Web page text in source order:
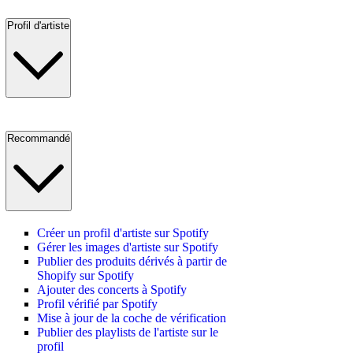
Profil d'artiste
Recommandé
Créer un profil d'artiste sur Spotify
Gérer les images d'artiste sur Spotify
Publier des produits dérivés à partir de
Shopify sur Spotify
Ajouter des concerts à Spotify
Profil vérifié par Spotify
Mise à jour de la coche de vérification
Publier des playlists de l'artiste sur le
profil